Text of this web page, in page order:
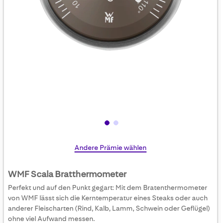
Skip
beginning
of
the
images
Andere Prämie wählen
WMF Scala Bratthermometer
Perfekt und auf den Punkt gegart: Mit dem Bratenthermometer
von WMF lässt sich die Kerntemperatur eines Steaks oder auch
anderer Fleischarten (Rind, Kalb, Lamm, Schwein oder Geflügel)
ohne viel Aufwand messen.